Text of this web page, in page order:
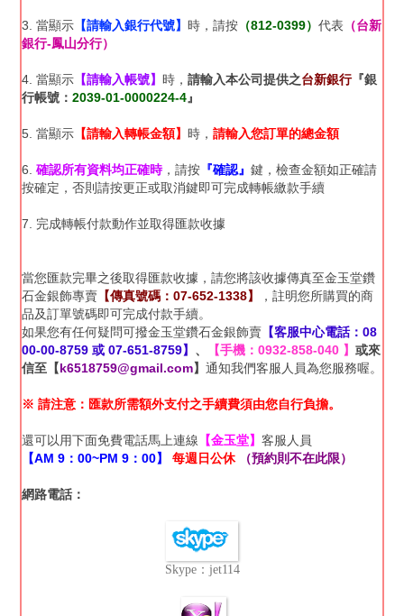
3. 當顯示 【請輸入銀行代號】 時，請按 （812-0399） 代表 （台新
銀行-鳳山分行）
4. 當顯示 【請輸入帳號】 時， 請輸入本公司提供之台新銀行『銀
行帳號： 2039-01-0000224-4』
5. 當顯示 【請輸入轉帳金額】 時， 請輸入您訂單的總金額
6. 確認所有資料均正確時，請按 『確認』 鍵，檢查金額如正確請
按確定，否則請按更正或取消鍵即可完成轉帳繳款手續
7. 完成轉帳付款動作並取得匯款收據
當您匯款完畢之後取得匯款收據，請您將該收據傳真至金玉堂鑽
石金銀飾專賣 【傳真號碼：07-652-1338】
，註明您所購買的商
品及訂單號碼即可完成付款手續。
如果您有任何疑問可撥金玉堂鑽石金銀飾賣 【客服中心電話：08
00-00-8759 或 07-651-8759】 、 【手機：0932-858-040 】 或來
信至【k6518759@gmail.com】 通知我們客服人員為您服務喔。
※ 請注意：匯款所需額外支付之手續費須由您自行負擔。
還可以用下面免費電話馬上連線 【金玉堂】 客服人員
【AM 9：00~PM 9：00】
每週日公休 （預約則不在此限）
網路電話：
Skype：jet114